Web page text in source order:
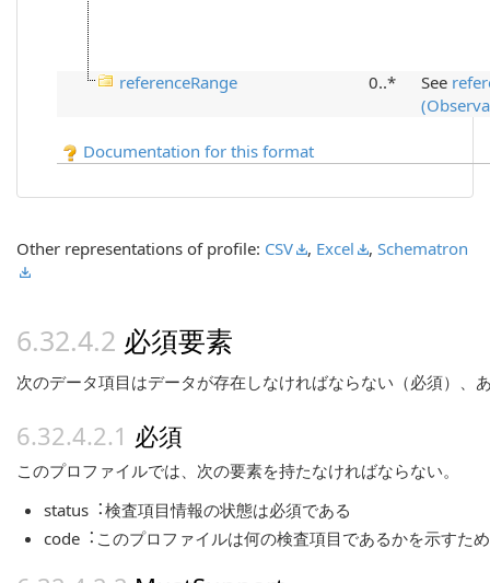
referenceRange 0..* See
Documentation for this format
Other representations of profile: CSV , Excel , Schematron
必須要素
次のデータ項目はデータが存在しなければならない（必須）
必須
このプロファイルでは、次の要素を持たなければならない。
status︓検査項目情報の状態は必須である
code︓このプロファイルは何の検査項目であるかを示すた